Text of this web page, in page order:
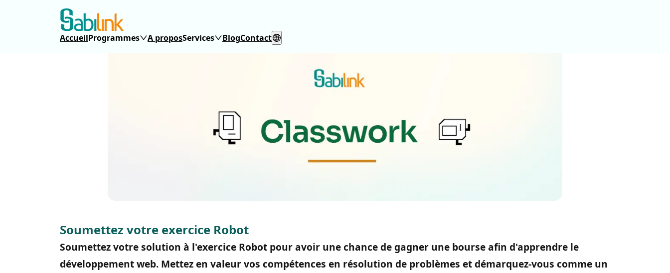
AccueilProgrammes A proposServices BlogContact
Soumettez votre exercice Robot
Soumettez votre solution à l'exercice Robot pour avoir une chance de gagner une bourse afin d'apprendre le
développement web. Mettez en valeur vos compétences en résolution de problèmes et démarquez-vous comme un